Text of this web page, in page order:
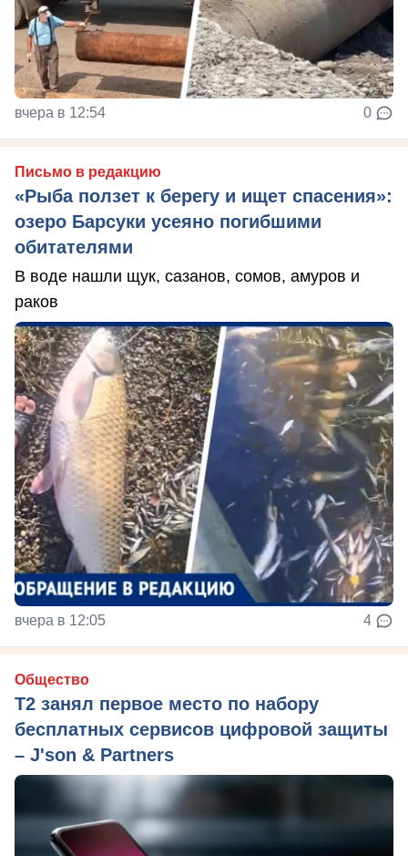
вчера в 12:54 0
Письмо в редакцию
«Рыба ползет к берегу и ищет спасения»:
озеро Барсуки усеяно погибшими
обитателями
В воде нашли щук, сазанов, сомов, амуров и
раков
вчера в 12:05 4
Общество
Т2 занял первое место по набору
бесплатных сервисов цифровой защиты
– J'son & Partners